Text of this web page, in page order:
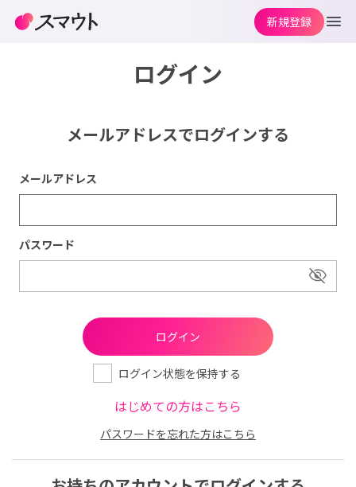
ログイン
メールアドレスでログインする
メールアドレス
パスワード
ログイン状態を保持する
はじめての方はこちら
パスワードを忘れた方はこちら
新規登録